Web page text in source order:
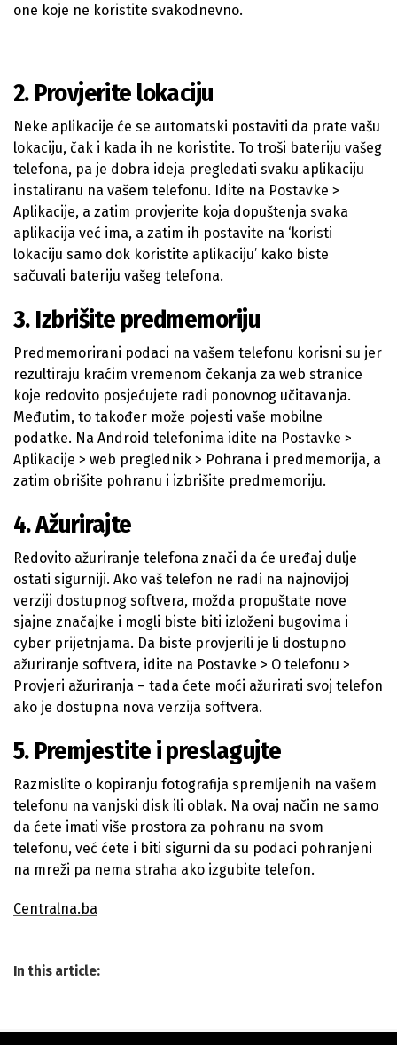
one koje ne koristite svakodnevno.
2. Provjerite lokaciju
Neke aplikacije će se automatski postaviti da prate vašu
lokaciju, čak i kada ih ne koristite. To troši bateriju vašeg
telefona, pa je dobra ideja pregledati svaku aplikaciju
instaliranu na vašem telefonu. Idite na Postavke >
Aplikacije, a zatim provjerite koja dopuštenja svaka
aplikacija već ima, a zatim ih postavite na ‘koristi
lokaciju samo dok koristite aplikaciju’ kako biste
sačuvali bateriju vašeg telefona.
3. Izbrišite predmemoriju
Predmemorirani podaci na vašem telefonu korisni su jer
rezultiraju kraćim vremenom čekanja za web stranice
koje redovito posjećujete radi ponovnog učitavanja.
Međutim, to također može pojesti vaše mobilne
podatke. Na Android telefonima idite na Postavke >
Aplikacije > web preglednik > Pohrana i predmemorija, a
zatim obrišite pohranu i izbrišite predmemoriju.
4. Ažurirajte
Redovito ažuriranje telefona znači da će uređaj dulje
ostati sigurniji. Ako vaš telefon ne radi na najnovijoj
verziji dostupnog softvera, možda propuštate nove
sjajne značajke i mogli biste biti izloženi bugovima i
cyber prijetnjama. Da biste provjerili je li dostupno
ažuriranje softvera, idite na Postavke > O telefonu >
Provjeri ažuriranja – tada ćete moći ažurirati svoj telefon
ako je dostupna nova verzija softvera.
5. Premjestite i preslagujte
Razmislite o kopiranju fotografija spremljenih na vašem
telefonu na vanjski disk ili oblak. Na ovaj način ne samo
da ćete imati više prostora za pohranu na svom
telefonu, već ćete i biti sigurni da su podaci pohranjeni
na mreži pa nema straha ako izgubite telefon.
Centralna.ba
In this article: